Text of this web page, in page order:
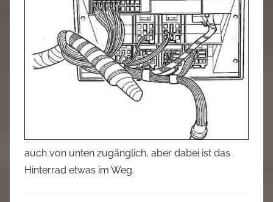
auch von unten zugänglich, aber dabei ist das
Hinterrad etwas im Weg.